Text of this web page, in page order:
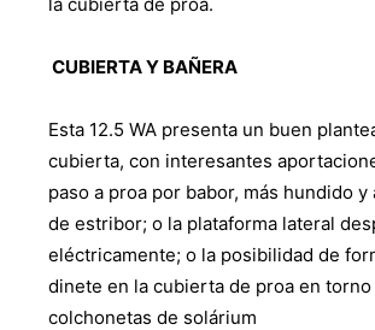
CUBIERTA Y BAÑERA
Esta 12.5 WA presenta un buen
cubierta, con interesantes
paso a proa por babor, más hundido y
de estribor; o la plataforma lateral
eléctricamente; o la posibilidad de
dinete en la cubierta de proa en torno
colchonetas de solárium